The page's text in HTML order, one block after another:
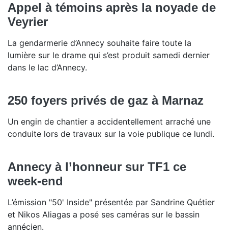
Appel à témoins après la noyade de
Veyrier
La gendarmerie d’Annecy souhaite faire toute la
lumière sur le drame qui s’est produit samedi dernier
dans le lac d’Annecy.
250 foyers privés de gaz à Marnaz
Un engin de chantier a accidentellement arraché une
conduite lors de travaux sur la voie publique ce lundi.
Annecy à l’honneur sur TF1 ce
week-end
L’émission "50' Inside" présentée par Sandrine Quétier
et Nikos Aliagas a posé ses caméras sur le bassin
annécien.